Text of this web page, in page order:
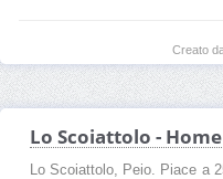
Creato
Lo Scoiattolo -
Lo Scoiattolo, Peio. Piace a